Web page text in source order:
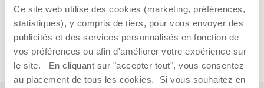
Ce site web utilise des cookies (marketing, préférences,
statistiques), y compris de tiers, pour vous envoyer des
publicités et des services personnalisés en fonction de
vos préférences ou afin d'améliorer votre expérience sur
le site. En cliquant sur "accepter tout", vous consentez
au placement de tous les cookies. Si vous souhaitez en
AJOUTER AU PANIER